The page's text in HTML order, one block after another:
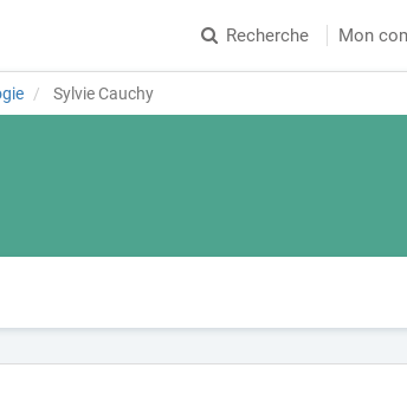
Recherche Mon
Sylvie Cauchy